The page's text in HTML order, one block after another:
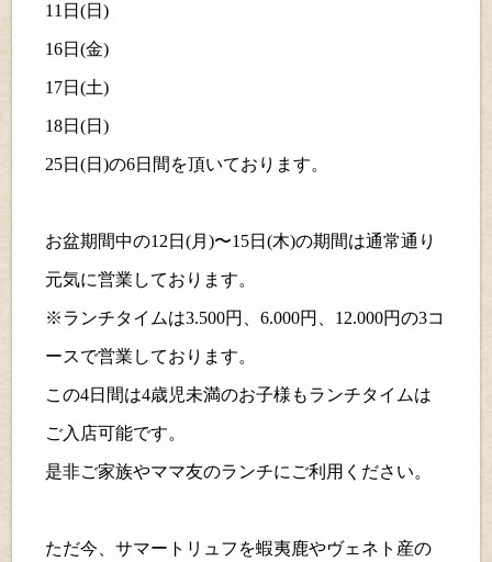
11 日(日)
16日(金)
17日(土)
18日(日)
25日(日)の6日間を頂いております。
お盆期間中の12日(月)〜15日(木)の期間は通常通り
元気に営業しております。
※ランチタイムは3.500円、6.000円、 12.000円の3コ
ースで営業しております。
この4日間は4歳児未満のお子様もランチタイムは
ご入店可能です。
是非ご家族やママ友のランチにご利用ください。
ただ今、サマートリュフを蝦夷鹿やヴェネト産の